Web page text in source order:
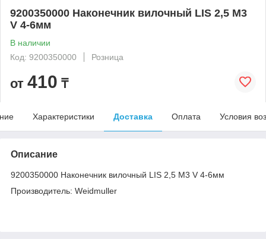
9200350000 Наконечник вилочный LIS 2,5 M3
V 4-6мм
В наличии
Код: 9200350000
Розница
от 410 ₸
Характеристики Доставка Оплата Условия
Описание
9200350000 Наконечник вилочный LIS 2,5 M3 V 4-6мм
Производитель: Weidmuller